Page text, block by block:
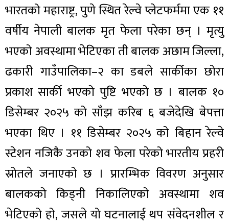
भारतको महाराष्ट्र, पुणे स्थित रेल्वे प्लेटफर्ममा एक ११
वर्षीय नेपाली बालक मृत फेला परेका छन् । मृत्यु
भएको अवस्थामा भेटिएका ती बालक अछाम जिल्ला,
ढकारी गाउँपालिका–२ का डबले सार्कीका छोरा
प्रकाश सार्की भएको पुष्टि भएको छ । बालक १०
डिसेम्बर २०२५ को साँझ करिब ६ बजेदेखि बेपत्ता
भएका थिए । ११ डिसेम्बर २०२५ को बिहान रेल्वे
स्टेशन नजिकै उनको शव फेला परेको भारतीय प्रहरी
स्रोतले जनाएको छ । प्रारम्भिक विवरण अनुसार
बालकको किड्नी निकालिएको अवस्थामा शव
भेटिएको हो, जसले यो घटनालाई थप संवेदनशील र